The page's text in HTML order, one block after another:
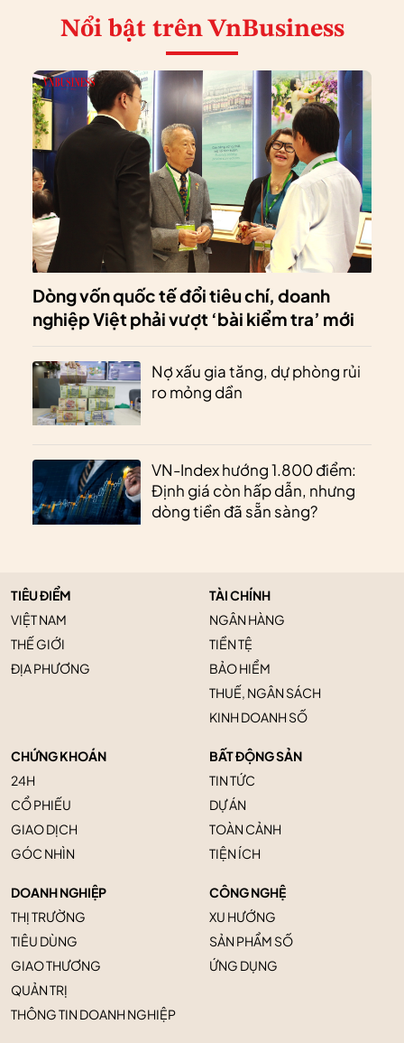
Nổi bật trên VnBusiness
Dòng vốn quốc tế đổi tiêu chí, doanh
nghiệp Việt phải vượt ‘bài kiểm tra’ mới
Nợ xấu gia tăng, dự phòng rủi
ro mỏng dần
VN-Index hướng 1.800 điểm:
Định giá còn hấp dẫn, nhưng
dòng tiền đã sẵn sàng?
TIÊU ĐIỂM
VIỆT NAM
THẾ GIỚI
ĐỊA PHƯƠNG
TÀI CHÍNH
NGÂN HÀNG
TIỀN TỆ
BẢO HIỂM
THUẾ, NGÂN SÁCH
KINH DOANH SỐ
CHỨNG KHOÁN
24H
CỔ PHIẾU
GIAO DỊCH
GÓC NHÌN
BẤT ĐỘNG SẢN
TIN TỨC
DỰ ÁN
TOÀN CẢNH
TIỆN ÍCH
DOANH NGHIỆP
THỊ TRƯỜNG
TIÊU DÙNG
GIAO THƯƠNG
QUẢN TRỊ
THÔNG TIN DOANH NGHIỆP
CÔNG NGHỆ
XU HƯỚNG
SẢN PHẨM SỐ
ỨNG DỤNG